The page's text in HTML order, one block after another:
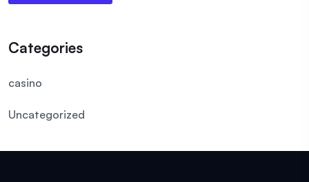
Categories
casino
Uncategorized